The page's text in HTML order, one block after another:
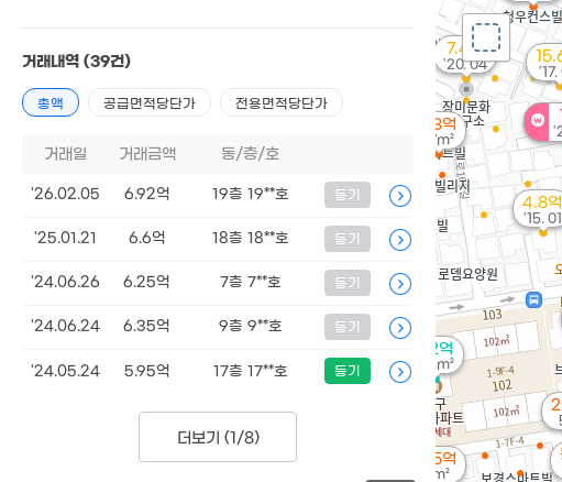
6.2억
105m²
2.45억
33m²
2.3억
37m²
7.4억
'20. 04
'17.
4.8억
'15. 01
거래내역 (39건)
총액 공급면적당단가 전용면적당단가
거래일 거래금액 동/층/호
'26.02.05 6.92억 19층 19**호 등기
'25.01.21 6.6억 18층 18**호 등기
'24.06.26 6.25억 7층 7**호 등기
'24.06.24 6.35억 9층 9**호 등기
'24.05.24 5.95억 17층 17**호 등기
더보기 (1/8)